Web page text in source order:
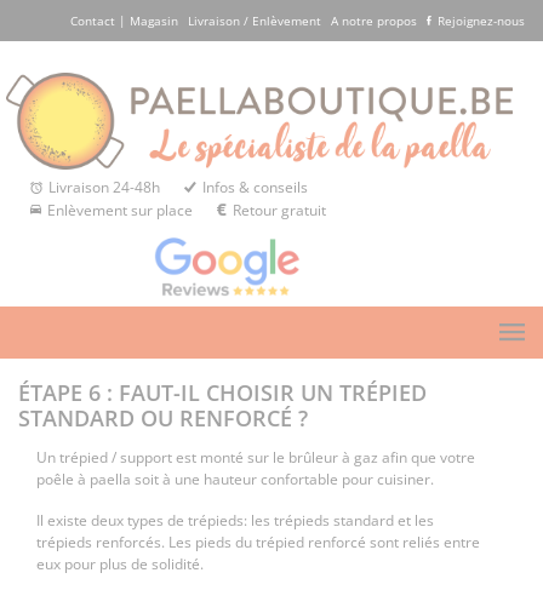
Contact | Magasin Livraison / Enlèvement A notre propos Rejoignez-nous
Livraison 24-48h
Infos & conseils
Enlèvement sur place
Retour gratuit
ÉTAPE 6 : FAUT-IL CHOISIR UN TRÉPIED
STANDARD OU RENFORCÉ ?
Un trépied / support est monté sur le brûleur à gaz afin que votre
poêle à paella soit à une hauteur confortable pour cuisiner.
Il existe deux types de trépieds: les trépieds standard et les
trépieds renforcés. Les pieds du trépied renforcé sont reliés entre
eux pour plus de solidité.